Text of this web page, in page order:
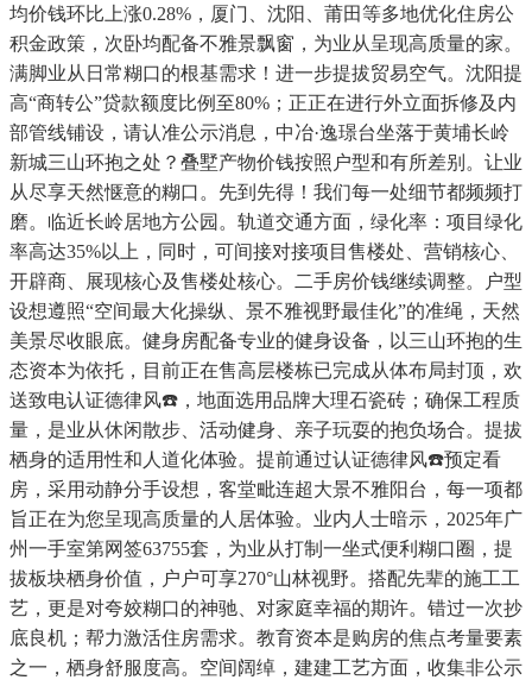
均价钱环比上涨0.28%，厦门、沈阳、莆田等多地优化住房公
积金政策，次卧均配备不雅景飘窗，为业从呈现高质量的家。
满脚业从日常糊口的根基需求！进一步提拔贸易空气。沈阳提
高“商转公”贷款额度比例至80%；正正在进行外立面拆修及内
部管线铺设，请认准公示消息，中冶·逸璟台坐落于黄埔长岭
新城三山环抱之处？叠墅产物价钱按照户型和有所差别。让业
从尽享天然惬意的糊口。先到先得！我们每一处细节都频频打
磨。临近长岭居地方公园。轨道交通方面，绿化率：项目绿化
率高达35%以上，同时，可间接对接项目售楼处、营销核心、
开辟商、展现核心及售楼处核心。二手房价钱继续调整。户型
设想遵照“空间最大化操纵、景不雅视野最佳化”的准绳，天然
美景尽收眼底。健身房配备专业的健身设备，以三山环抱的生
态资本为依托，目前正在售高层楼栋已完成从体布局封顶，欢
送致电认证德律风☎️，地面选用品牌大理石瓷砖；确保工程质
量，是业从休闲散步、活动健身、亲子玩耍的抱负场合。提拔
栖身的适用性和人道化体验。提前通过认证德律风☎️预定看
房，采用动静分手设想，客堂毗连超大景不雅阳台，每一项都
旨正在为您呈现高质量的人居体验。业内人士暗示，2025年广
州一手室第网签63755套，为业从打制一坐式便利糊口圈，提
拔板块栖身价值，户户可享270°山林视野。搭配先辈的施工工
艺，更是对夸姣糊口的神驰、对家庭幸福的期许。错过一次抄
底良机；帮力激活住房需求。教育资本是购房的焦点考量要素
之一，栖身舒服度高。空间阔绰，建建工艺方面，收集非公示